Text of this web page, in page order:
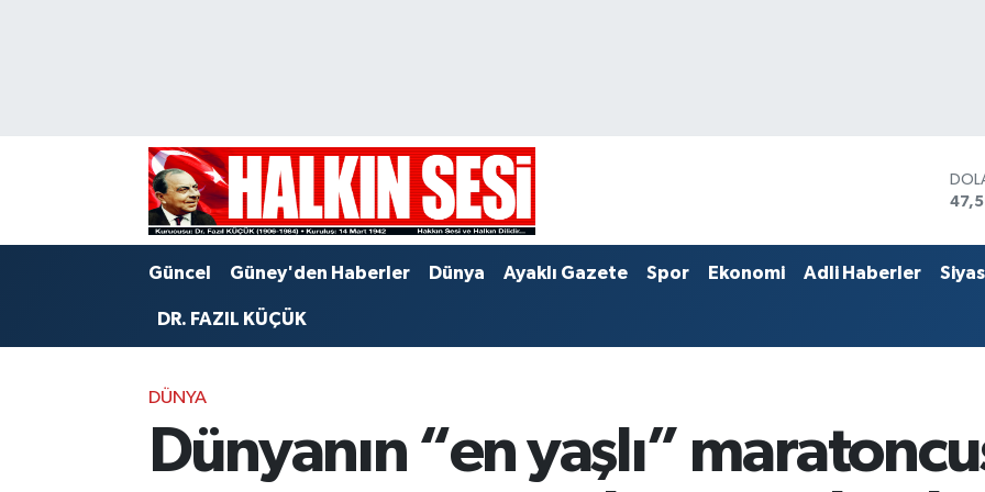
Güncel Güney'den Haberler Dünya Ayaklı Gazete Spor Ekonomi Adli Haberler
DR. FAZIL KÜÇÜK
DÜNYA
Dünyanın “en yaşlı”
Trafik Durumu
Puan Durumu ve Fikstür